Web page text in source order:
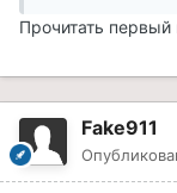
Прочитать первый
Fake911